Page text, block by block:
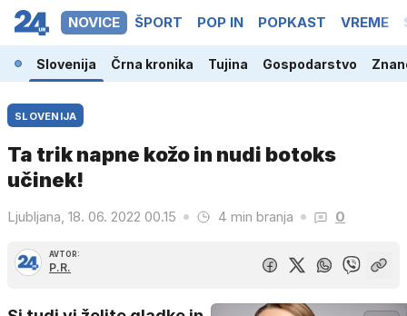
NOVICE ŠPORT POP IN POPKAST VREME
Slovenija Črna kronika Tujina Gospodarstvo
SLOVENIJA
Ta trik napne kožo in nudi botoks
učinek!
Ljubljana, 18. 06. 2022 00.15 4 min branja 0
AVTOR:
P.R.